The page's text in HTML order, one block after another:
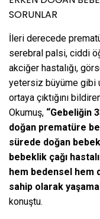
SORUNLAR
İleri derecede
serebral palsi, ciddi
akciğer hastalığı,
yetersiz büyüme gibi
ortaya çıktığını
Okumuş, “Gebeliğin
doğan prematüre
sürede doğan
bebeklik çağı
hem bedensel hem
sahip olarak
konuştu.